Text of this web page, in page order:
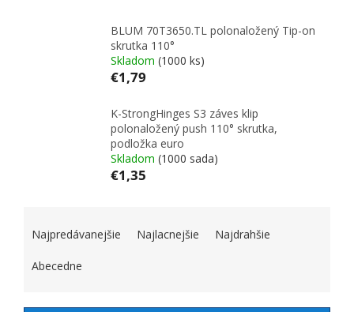
BLUM 70T3650.TL polonaložený Tip-on
skrutka 110°
Skladom (1000 ks)
€1,79
K-StrongHinges S3 záves klip
polonaložený push 110° skrutka,
podložka euro
Skladom (1000 sada)
€1,35
Najpredávanejšie Najlacnejšie Najdrahšie
Abecedne